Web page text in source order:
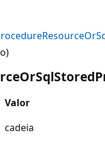
Valor
cadeia